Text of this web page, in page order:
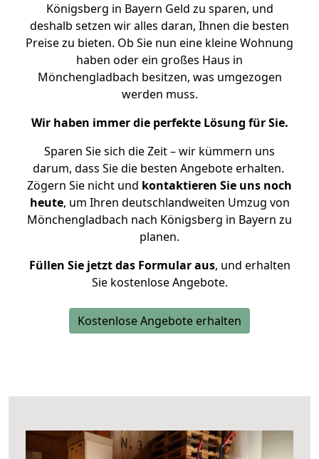
Königsberg in Bayern Geld zu sparen, und
deshalb setzen wir alles daran, Ihnen die besten
Preise zu bieten. Ob Sie nun eine kleine Wohnung
haben oder ein großes Haus in
Mönchengladbach besitzen, was umgezogen
werden muss.
Wir haben immer die perfekte Lösung für Sie.
Sparen Sie sich die Zeit – wir kümmern uns
darum, dass Sie die besten Angebote erhalten.
Zögern Sie nicht und kontaktieren Sie uns noch
heute, um Ihren deutschlandweiten Umzug von
Mönchengladbach nach Königsberg in Bayern zu
planen.
Füllen Sie jetzt das Formular aus, und erhalten
Sie kostenlose Angebote.
Kostenlose Angebote erhalten